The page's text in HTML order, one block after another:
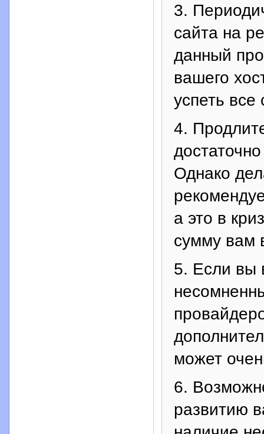
3.
сайта на
данный
вашего
успеть все
4.
Однако
а это в
сумму вам
5. Если вы
может
6.
развитию